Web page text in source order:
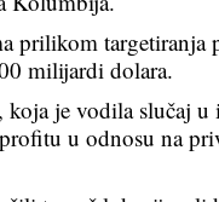
prilikom targetiranja
milijardi dolara.
je vodila slučaj u
u odnosu na